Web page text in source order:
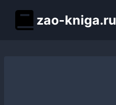
содержимому
zao-kniga.ru